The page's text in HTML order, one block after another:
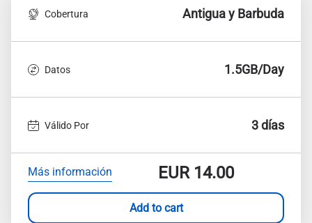
Cobertura Antigua y Barbuda
Datos 1.5GB/Day
Válido Por 3 días
Más información EUR14.00
Add to cart